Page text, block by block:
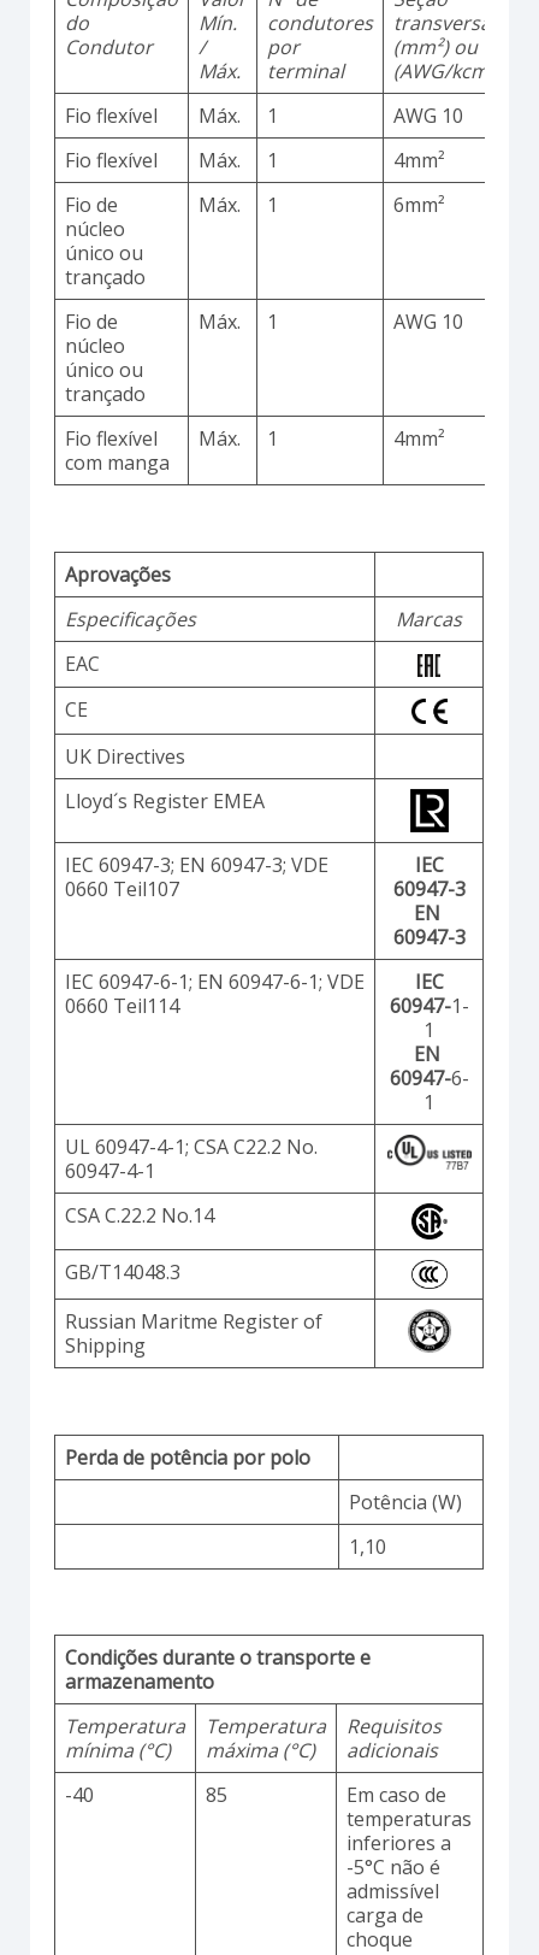
do
Condutor
Mín.
/
Máx.
condutores
por
terminal
transversal
(mm²) ou
(AWG/kcmil)
Fio flexível Máx. 1 AWG 10
Fio flexível
Máx. 1 4mm²
Fio de
núcleo
único ou
trançado
Máx. 1 6mm²
Fio de
núcleo
único ou
trançado
Máx. 1 AWG 10
Fio flexível
com manga
Máx. 1 4mm²
Aprovações
Especificações
Marcas
EAC
CE
UK Directives
Lloyd´s Register EMEA
IEC 60947-3; EN 60947-3; VDE
0660 Teil107
IEC
60947-3
EN
60947-3
IEC 60947-6-1; EN 60947-6-1; VDE
0660 Teil114
IEC
60947-1-
1
EN
60947-6-
1
UL 60947-4-1; CSA C22.2 No.
60947-4-1
CSA C.22.2 No.14
GB/T14048.3
Russian Maritme Register of
Shipping
Perda de potência por polo
Potência (W)
1,10
Condições durante o transporte e
armazenamento
Temperatura
mínima (°C)
Temperatura
máxima (°C)
Requisitos
adicionais
-40
85
Em caso de
temperaturas
inferiores a
-5°C não é
admissível
carga de
choque